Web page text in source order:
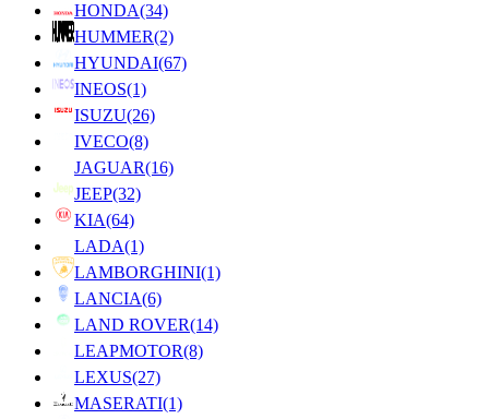
HONDA(34)
HUMMER(2)
HYUNDAI(67)
INEOS(1)
ISUZU(26)
IVECO(8)
JAGUAR(16)
JEEP(32)
KIA(64)
LADA(1)
LAMBORGHINI(1)
LANCIA(6)
LAND ROVER(14)
LEAPMOTOR(8)
LEXUS(27)
MASERATI(1)